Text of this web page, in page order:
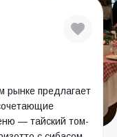
рынке предлагает
— тайский том-